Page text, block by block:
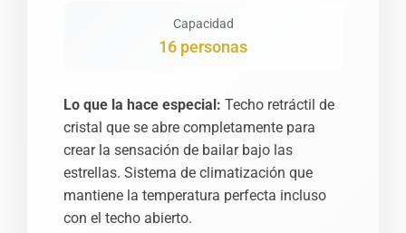
Capacidad
16 personas
Lo que la hace especial: Techo retráctil de
cristal que se abre completamente para
crear la sensación de bailar bajo las
estrellas. Sistema de climatización que
mantiene la temperatura perfecta incluso
con el techo abierto.